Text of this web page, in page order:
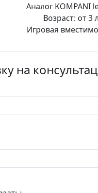
Аналог KOMPANI
Возраст: от 3
Игровая
на